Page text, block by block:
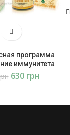
программа
иммунитета
дети 7-12 лет
630 грн